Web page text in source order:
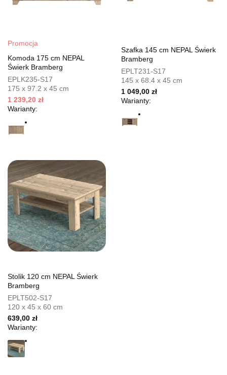
Promocja
Komoda 175 cm NEPAL
Świerk Bramberg
EPLK235-S17
175 x 97.2 x 45 cm
1 239,20 zł
Warianty:
Szafka 145 cm NEPAL Świerk
Bramberg
EPLT231-S17
145 x 68.4 x 45 cm
1 049,00 zł
Warianty:
Stolik 120 cm NEPAL Świerk
Bramberg
EPLT502-S17
120 x 45 x 60 cm
639,00 zł
Warianty: